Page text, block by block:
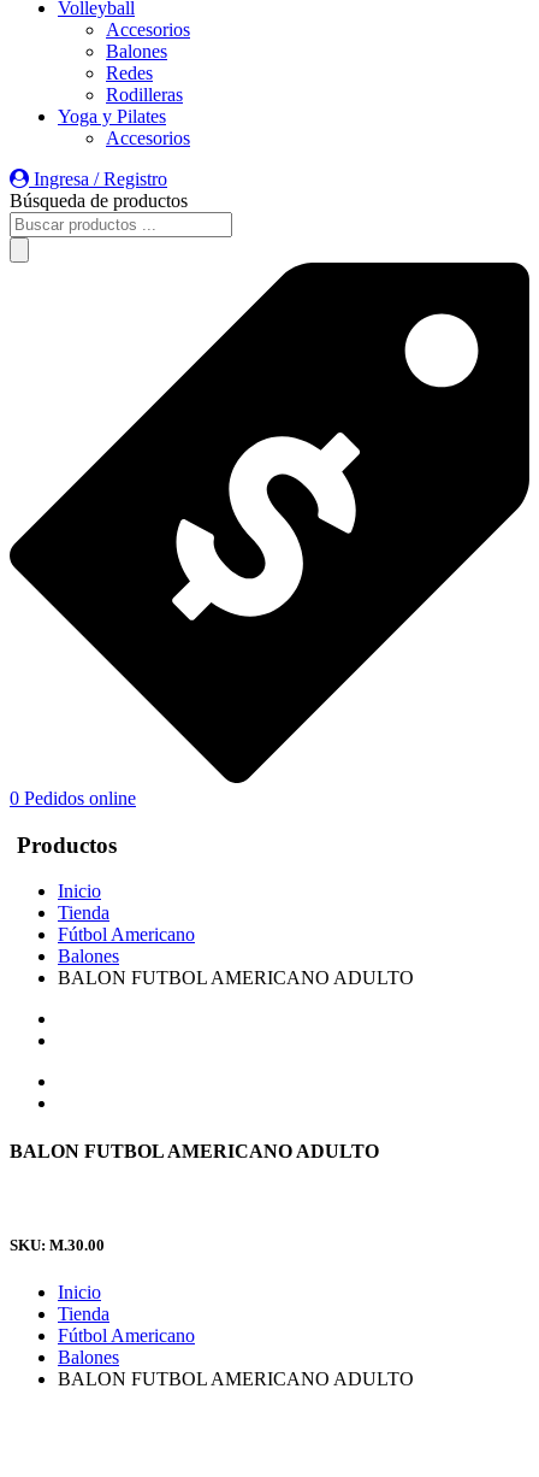
Volleyball
Accesorios
Balones
Redes
Rodilleras
Yoga y Pilates
Accesorios
Ingresa / Registro
Búsqueda de productos
0 Pedidos online
Productos
Inicio
Tienda
Fútbol Americano
Balones
BALON FUTBOL AMERICANO ADULTO
BALON FUTBOL AMERICANO ADULTO
SKU: M.30.00
Inicio
Tienda
Fútbol Americano
Balones
BALON FUTBOL AMERICANO ADULTO